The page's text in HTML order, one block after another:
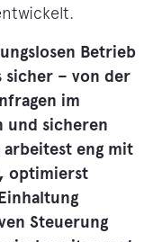
Betrieb
sicher – von der
im
und sicheren
eng mit
optimierst
Steuerung